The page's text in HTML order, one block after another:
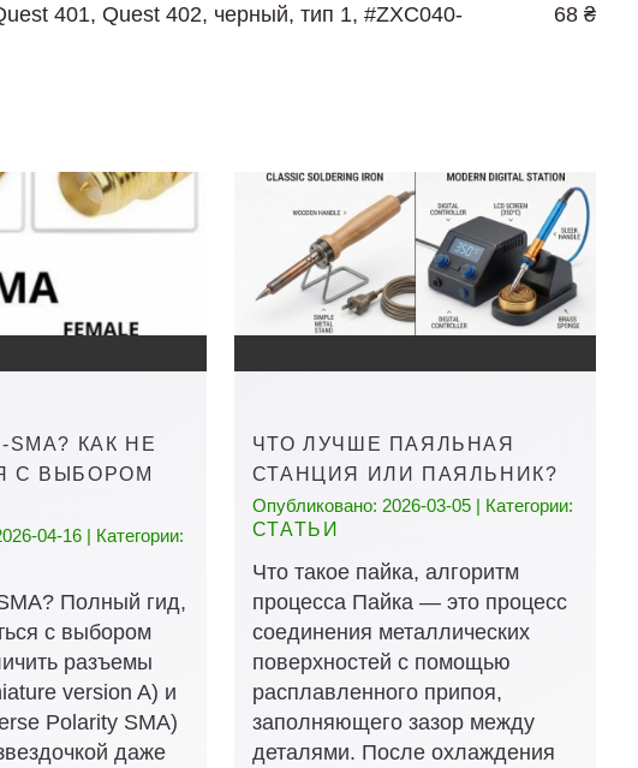
401, Quest 402, черный, тип 1, #ZXC040-
68 ₴
SMA? КАК НЕ
С ВЫБОРОМ
04-16 | Категории:
Полный гид,
с выбором
разъемы
version A) и
Polarity SMA)
даже
ЧТО ЛУЧШЕ ПАЯЛЬНАЯ
СТАНЦИЯ ИЛИ ПАЯЛЬНИК?
Опубликовано: 2026-03-05 | Категории:
СТАТЬИ
Что такое пайка, алгоритм
процесса Пайка — это процесс
соединения металлических
поверхностей с помощью
расплавленного припоя,
заполняющего зазор между
деталями. После охлаждения